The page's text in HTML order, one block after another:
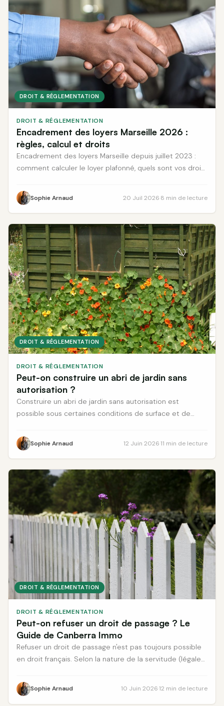
DROIT & RÉGLEMENTATION
DROIT & RÉGLEMENTATION
Encadrement des loyers Marseille 2026 :
règles, calcul et droits
Encadrement des loyers Marseille depuis juillet 2023 :
comment calculer le loyer plafonné, quels sont vos droits
Sophie Arnaud 20 Juil 2026·8 min de lecture
DROIT & RÉGLEMENTATION
DROIT & RÉGLEMENTATION
Peut-on construire un abri de jardin sans
autorisation ?
Construire un abri de jardin sans autorisation est
possible sous certaines conditions de surface et de
les démarches à accomplir et les risques encourus en
cas de non-conformité.
Sophie Arnaud 12 Juin 2026·11 min de lecture
DROIT & RÉGLEMENTATION
DROIT & RÉGLEMENTATION
Peut-on refuser un droit de passage ? Le
Guide de Canberra Immo
Refuser un droit de passage n'est pas toujours possible
en droit français. Selon la nature de la servitude (légale
considérablement. Découvrez les règles applicables, les
recours disponibles et les délais à respecter.
Sophie Arnaud 10 Juin 2026·12 min de lecture